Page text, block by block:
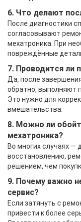
6. Что делают
После диагностики
согласовывают
мехатроника. При
повреждённые
7. Проводится ли
Да, после
обратно, выполняют
Это нужно для
вмешательства.
8. Можно ли
мехатроника?
Во многих случаях —
восстановлению,
решением, чем
9. Почему важно
сервис?
Если затянуть с
привести к более